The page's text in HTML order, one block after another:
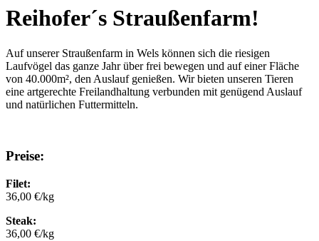
Reihofer´s Straußenfarm!
Auf unserer Straußenfarm in Wels können sich die riesigen
Laufvögel das ganze Jahr über frei bewegen und auf einer Fläche
von 40.000m², den Auslauf genießen. Wir bieten unseren Tieren
eine artgerechte Freilandhaltung verbunden mit genügend Auslauf
und natürlichen Futtermitteln.
Preise:
Filet:
36,00 €/kg
Steak:
36,00 €/kg